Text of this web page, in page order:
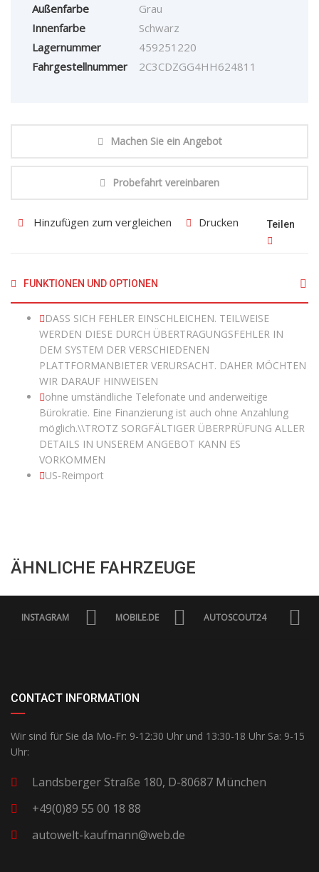
Außenfarbe
Grau
Innenfarbe
Schwarz
Lagernummer
459251220
Fahrgestellnummer
2C3CDZGG4HH624811
Machen Sie ein Angebot
Probefahrt vereinbaren
Hinzufügen zum vergleichen Drucken Teilen
FUNKTIONEN UND OPTIONEN
DASS SICH FEHLER EINSCHLEICHEN. TEILWEISE
WERDEN DIESE DURCH ÜBERTRAGUNGSFEHLER IN
DEM SYSTEM DER VERSCHIEDENEN
PLATTFORMANBIETER VERURSACHT. DAHER MÖCHTEN
WIR DARAUF HINWEISEN
ohne umständliche Telefonate und anderweitige
Bürokratie. Eine Finanzierung ist auch ohne Anzahlung
möglich.\\TROTZ SORGFÄLTIGER ÜBERPRÜFUNG ALLER
DETAILS IN UNSEREM ANGEBOT KANN ES
VORKOMMEN
US-Reimport
ÄHNLICHE FAHRZEUGE
INSTAGRAM MOBILE.DE AUTOSCOUT24
CONTACT INFORMATION
Wir sind für Sie da Mo-Fr: 9-12:30 Uhr und 13:30-18 Uhr Sa: 9-15
Uhr:
Landsberger Straße 180, D-80687 München
+49(0)89 55 00 18 88
autowelt-kaufmann@web.de